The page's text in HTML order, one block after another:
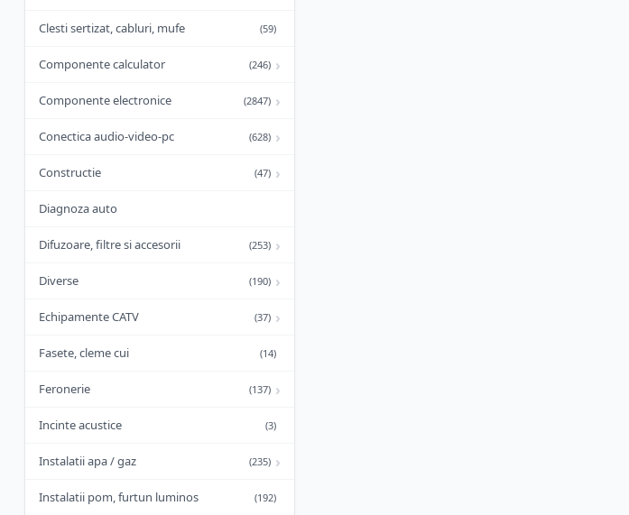
Clesti sertizat, cabluri, mufe (59)
Componente calculator (246) ›
Componente electronice (2847) ›
Conectica audio-video-pc (628) ›
Constructie (47) ›
Diagnoza auto
Difuzoare, filtre si accesorii (253) ›
Diverse (190) ›
Echipamente CATV (37) ›
Fasete, cleme cui (14)
Feronerie (137) ›
Incinte acustice (3)
Instalatii apa / gaz (235) ›
Instalatii pom, furtun luminos (192)